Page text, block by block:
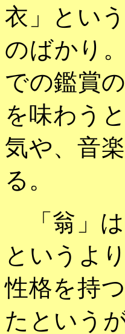
衣」とい
のばかり
での鑑賞
を味わう
気や、音
る。
「翁」は
というよ
性格を持
たという